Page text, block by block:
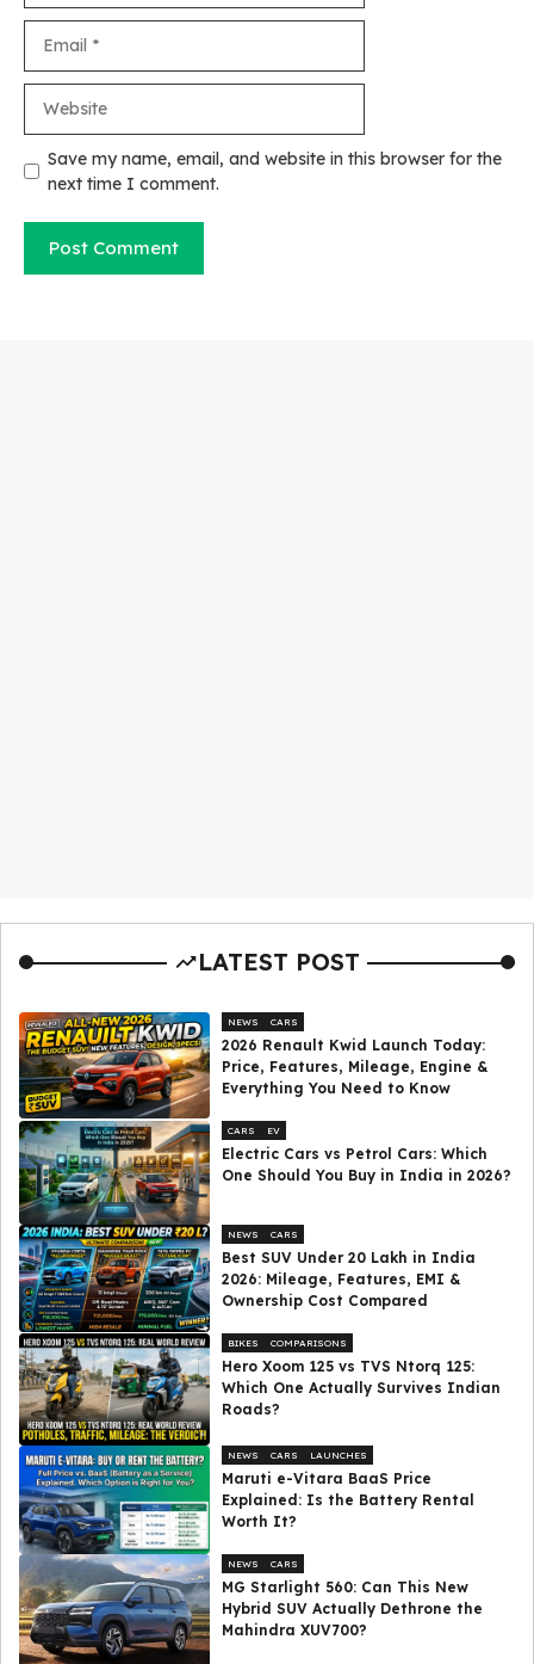
Save my name, email, and website in this browser for the
next time I comment.
LATEST POST
NEWS CARS
2026 Renault Kwid Launch Today:
Price, Features, Mileage, Engine &
Everything You Need to Know
CARS EV
Electric Cars vs Petrol Cars: Which
One Should You Buy in India in 2026?
NEWS CARS
Best SUV Under ₹20 Lakh in India
2026: Mileage, Features, EMI &
Ownership Cost Compared
BIKES COMPARISONS
Hero Xoom 125 vs TVS Ntorq 125:
Which One Actually Survives Indian
Roads?
NEWS CARS LAUNCHES
Maruti e-Vitara BaaS Price
Explained: Is the Battery Rental
Worth It?
NEWS CARS
MG Starlight 560: Can This New
Hybrid SUV Actually Dethrone the
Mahindra XUV700?